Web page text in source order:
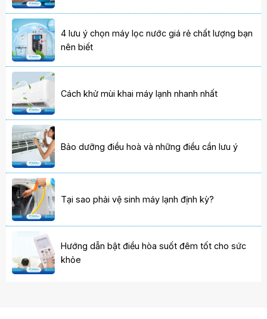
4 lưu ý chọn máy lọc nước giá rẻ chất lượng bạn
nên biết
Cách khử mùi khai máy lạnh nhanh nhất
Bảo dưỡng điều hoà và những điều cần lưu ý
Tại sao phải vệ sinh máy lạnh định kỳ?
Hướng dẫn bật điều hòa suốt đêm tốt cho sức
khỏe